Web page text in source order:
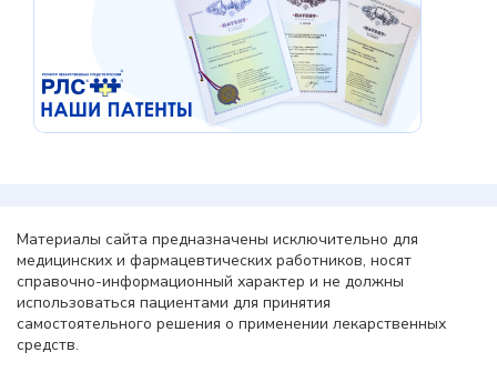
Материалы сайта предназначены исключительно для
медицинских и фармацевтических работников, носят
справочно-информационный характер и не должны
использоваться пациентами для принятия
самостоятельного решения о применении лекарственных
средств.